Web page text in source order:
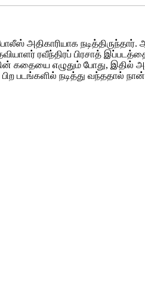
அதிகாரியாக
உதவியாளர் ரவீந்திரப்
கதையை எழுதும் போது,
படங்களில் நடித்து வந்ததால்